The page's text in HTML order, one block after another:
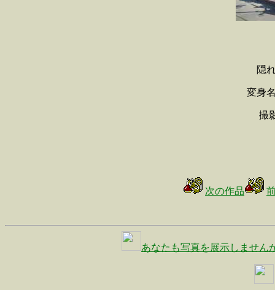
隠
変身
撮
次の作品
あなたも写真を展示しません